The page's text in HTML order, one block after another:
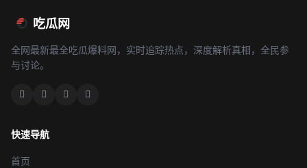
吃瓜网
全网最新最全吃瓜爆料网，实时追踪热点，深度解析真相，全民参
与讨论。
快速导航
首页